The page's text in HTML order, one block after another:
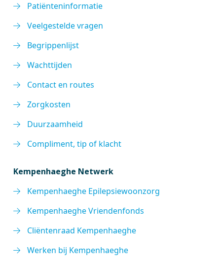
Patiënteninformatie
Veelgestelde vragen
Begrippenlijst
Wachttijden
Contact en routes
Zorgkosten
Duurzaamheid
Compliment, tip of klacht
Kempenhaeghe Netwerk
Kempenhaeghe Epilepsiewoonzorg
Kempenhaeghe Vriendenfonds
Cliëntenraad Kempenhaeghe
Werken bij Kempenhaeghe